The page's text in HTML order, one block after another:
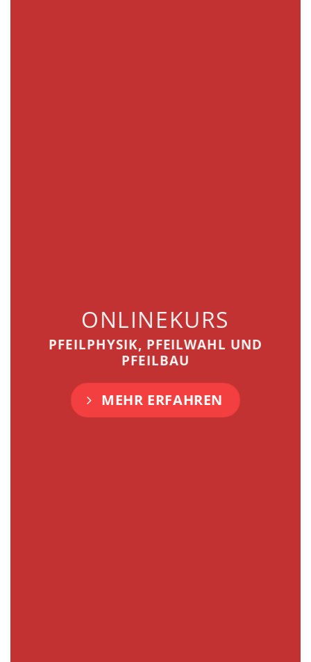
ONLINEKURS
PFEILPHYSIK, PFEILWAHL UND
PFEILBAU
MEHR ERFAHREN